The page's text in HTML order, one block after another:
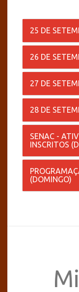
25 DE
26 DE
27 DE
28 DE
SENAC -
INSCRITOS
(DOMINGO)